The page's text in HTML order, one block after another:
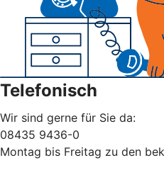
Telefonisch
Wir sind gerne für Sie da:
08435 9436-0
Montag bis Freitag zu den